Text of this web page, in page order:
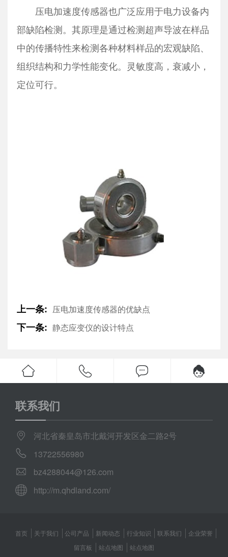
压电加速度传感器也广泛应用于电力设备内
部缺陷检测。其原理是通过检测超声导波在样品
中的传播特性来检测各种材料样品的宏观缺陷、
组织结构和力学性能变化。灵敏度高，衰减小，
定位可行。
上一条: 压电加速度传感器的优缺点
下一条: 静态应变仪的设计特点
联系我们
河北省秦皇岛市北戴河开发区金二路2号
13722556980
bz4288044@126.com
http://m.qhdland.com/
首页 关于我们 公司产品 新闻动态 行业知识 联系我们
企业荣誉
留言板
站点地图 站点地图